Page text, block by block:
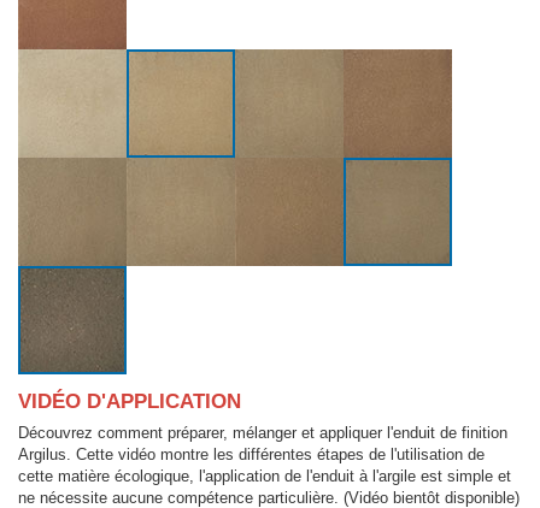
VIDÉO D'APPLICATION
Découvrez comment préparer, mélanger et appliquer l'enduit de finition
Argilus. Cette vidéo montre les différentes étapes de l'utilisation de
cette matière écologique, l'application de l'enduit à l'argile est simple et
ne nécessite aucune compétence particulière. (Vidéo bientôt disponible)